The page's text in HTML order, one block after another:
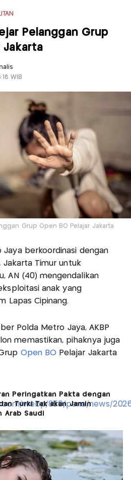
Pelanggan Grup
Jakarta
WIB
Grup Open BO Pelajar Jakarta
Jaya berkoordinasi dengan
Jakarta Timur untuk
AN (40) mengendalikan
anak yang
Lapas Cipinang.
Polda Metro Jaya, AKBP
memastikan, pihaknya juga
Open BO Pelajar Jakarta
Peringatkan Pakta dengan
Turki Tak akan Jamin
Arab Saudi